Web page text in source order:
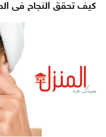
كيف تحقق النجاح فى